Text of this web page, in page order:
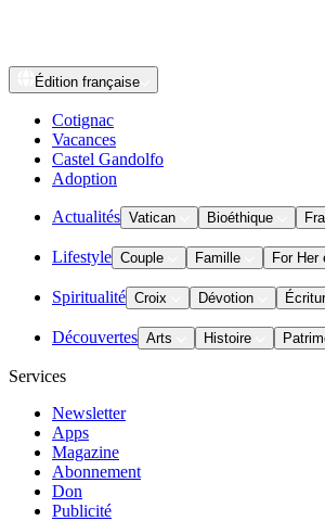
Édition française
Cotignac
Vacances
Castel Gandolfo
Adoption
Actualités Vatican Bioéthique
Lifestyle Couple Famille For Her
Spiritualité Croix Dévotion
Découvertes Arts Histoire
Services
Newsletter
Apps
Magazine
Abonnement
Don
Publicité